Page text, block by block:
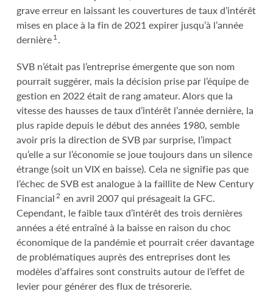
grave erreur en laissant les couvertures de taux d’intérêt
mises en place à la fin de 2021 expirer jusqu’à l’année
dernière1.
SVB n’était pas l’entreprise émergente que son nom
pourrait suggérer, mais la décision prise par l’équipe de
gestion en 2022 était de rang amateur. Alors que la
vitesse des hausses de taux d’intérêt l’année dernière, la
plus rapide depuis le début des années 1980, semble
avoir pris la direction de SVB par surprise, l’impact
qu’elle a sur l’économie se joue toujours dans un silence
étrange (soit un VIX en baisse). Cela ne signifie pas que
l’échec de SVB est analogue à la faillite de New Century
Financial2 en avril 2007 qui présageait la GFC.
Cependant, le faible taux d’intérêt des trois dernières
années a été entraîné à la baisse en raison du choc
économique de la pandémie et pourrait créer davantage
de problématiques auprès des entreprises dont les
modèles d’affaires sont construits autour de l’effet de
levier pour générer des flux de trésorerie.